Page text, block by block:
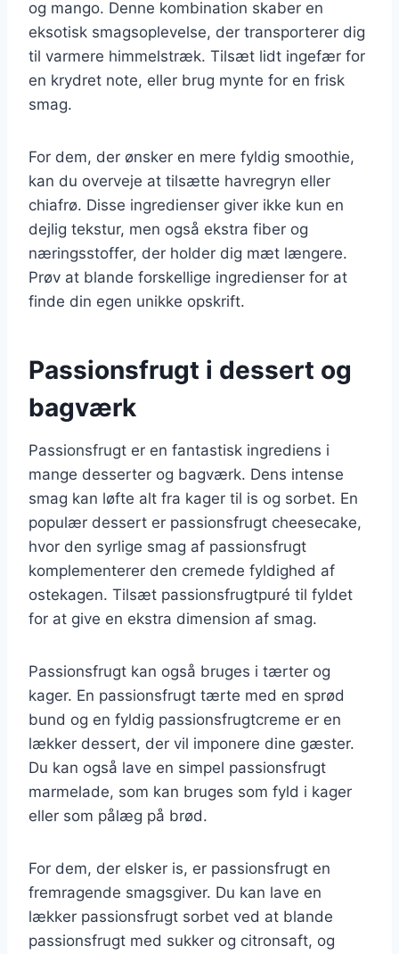
og mango. Denne kombination skaber en
eksotisk smagsoplevelse, der transporterer dig
til varmere himmelstræk. Tilsæt lidt ingefær for
en krydret note, eller brug mynte for en frisk
smag.
For dem, der ønsker en mere fyldig smoothie,
kan du overveje at tilsætte havregryn eller
chiafrø. Disse ingredienser giver ikke kun en
dejlig tekstur, men også ekstra fiber og
næringsstoffer, der holder dig mæt længere.
Prøv at blande forskellige ingredienser for at
finde din egen unikke opskrift.
Passionsfrugt i dessert og
bagværk
Passionsfrugt er en fantastisk ingrediens i
mange desserter og bagværk. Dens intense
smag kan løfte alt fra kager til is og sorbet. En
populær dessert er passionsfrugt cheesecake,
hvor den syrlige smag af passionsfrugt
komplementerer den cremede fyldighed af
ostekagen. Tilsæt passionsfrugtpuré til fyldet
for at give en ekstra dimension af smag.
Passionsfrugt kan også bruges i tærter og
kager. En passionsfrugt tærte med en sprød
bund og en fyldig passionsfrugtcreme er en
lækker dessert, der vil imponere dine gæster.
Du kan også lave en simpel passionsfrugt
marmelade, som kan bruges som fyld i kager
eller som pålæg på brød.
For dem, der elsker is, er passionsfrugt en
fremragende smagsgiver. Du kan lave en
lækker passionsfrugt sorbet ved at blande
passionsfrugt med sukker og citronsaft, og